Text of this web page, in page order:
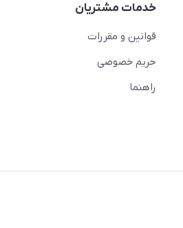
خدمات مشتریان
قوانین و مقررات
حریم خصوصی
راهنما